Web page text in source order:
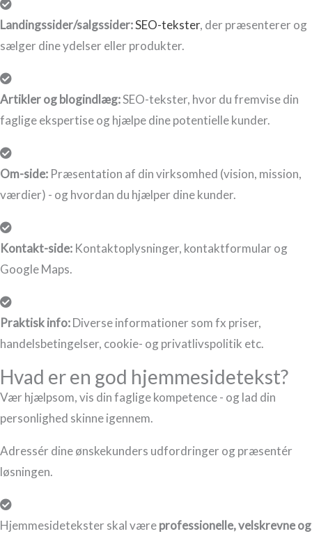
Landingssider/salgssider:SEO-tekster, der præsenterer og
sælger dine ydelser eller produkter.
Artikler og blogindlæg:SEO-tekster, hvor du fremvise din
faglige ekspertise og hjælpe dine potentielle kunder.
Om-side: Præsentation af din virksomhed (vision, mission,
værdier) - og hvordan du hjælper dine kunder.
Kontakt-side: Kontaktoplysninger, kontaktformular og
Google Maps.
Praktisk info:Diverse informationer som fx priser,
handelsbetingelser, cookie- og privatlivspolitik etc.
Hvad er en god hjemmesidetekst?
Vær hjælpsom, vis din faglige kompetence - og lad din
personlighed skinne igennem.
Adressér dine ønskekunders udfordringer og præsentér
løsningen.
Hjemmesidetekster skal væreprofessionelle, velskrevne og